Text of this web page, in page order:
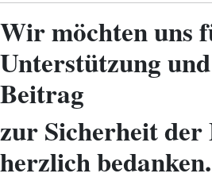
Wir möchten uns
Unterstützung
Beitrag
zur Sicherheit der
herzlich bedanken.